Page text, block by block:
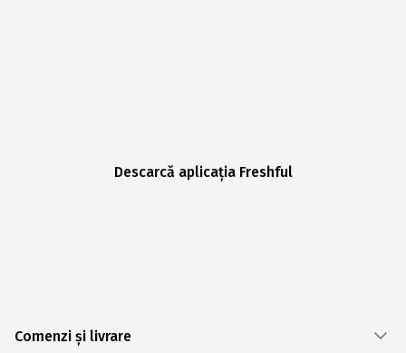
Descarcă aplicația Freshful
Comenzi și livrare